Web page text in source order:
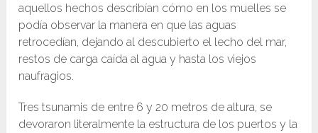
aquellos hechos describían cómo en los muelles se
podía observar la manera en que las aguas
retrocedían, dejando al descubierto el lecho del mar,
restos de carga caída al agua y hasta los viejos
naufragios.
Tres tsunamis de entre 6 y 20 metros de altura, se
devoraron literalmente la estructura de los puertos y la